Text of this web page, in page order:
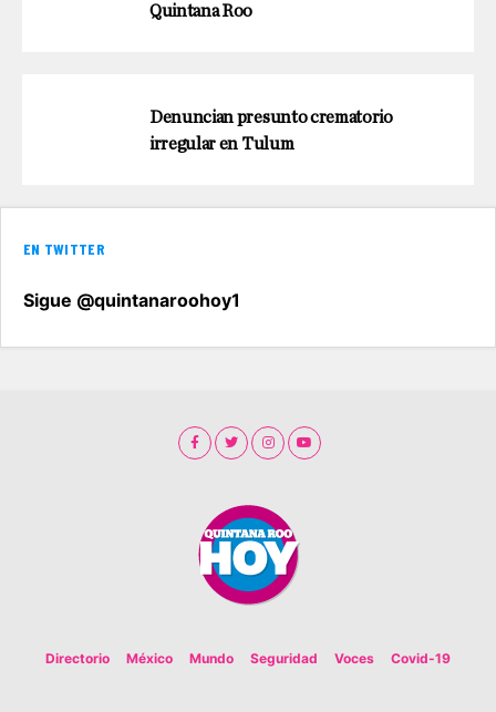
Quintana Roo
Denuncian presunto crematorio
irregular en Tulum
EN TWITTER
Sigue @quintanaroohoy1
Directorio México Mundo Seguridad Voces Covid-19